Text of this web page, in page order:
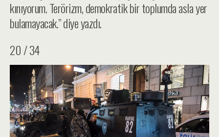
kınıyorum. Terörizm, demokratik bir toplumda asla yer
bulamayacak.” diye yazdı.
20 / 34